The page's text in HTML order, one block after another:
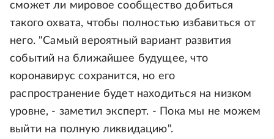
сможет ли мировое сообщество добиться
такого охвата, чтобы полностью избавиться от
него. "Самый вероятный вариант развития
событий на ближайшее будущее, что
коронавирус сохранится, но его
распространение будет находиться на низком
уровне, - заметил эксперт. - Пока мы не можем
выйти на полную ликвидацию".